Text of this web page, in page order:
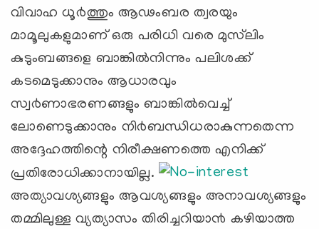
വിവാഹ ധൂ൪ത്തും ആഢംബര ത്വരയും
മാമൂലുകളുമാണ് ഒരു പരിധി വരെ മുസ്‍ലിം
കുടുംബങ്ങളെ ബാങ്കില്‍നിന്നും പലിശക്ക്
കടമെടുക്കാനും ആധാരവും
സ്വ൪ണാഭരണങ്ങളും ബാങ്കില്‍വെച്ച്
ലോണെടുക്കാനും നി൪ബന്ധിധരാകുന്നതെന്ന
അദ്ദേഹത്തിന്റെ നിരീക്ഷണത്തെ എനിക്ക്
പ്രതിരോധിക്കാനായില്ല.
അത്യാവശ്യങ്ങളും ആവശ്യങ്ങളും അനാവശ്യങ്ങളും
തമ്മിലുള്ള വ്യത്യാസം തിരിച്ചറിയാ൯ കഴിയാത്ത